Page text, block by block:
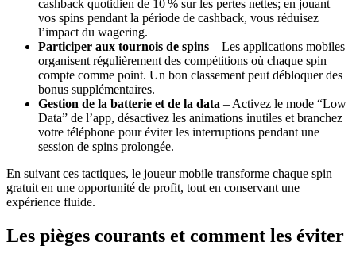
cashback quotidien de 10 % sur les pertes nettes; en jouant
vos spins pendant la période de cashback, vous réduisez
l’impact du wagering.
Participer aux tournois de spins – Les applications mobiles
organisent régulièrement des compétitions où chaque spin
compte comme point. Un bon classement peut débloquer des
bonus supplémentaires.
Gestion de la batterie et de la data – Activez le mode “Low
Data” de l’app, désactivez les animations inutiles et branchez
votre téléphone pour éviter les interruptions pendant une
session de spins prolongée.
En suivant ces tactiques, le joueur mobile transforme chaque spin
gratuit en une opportunité de profit, tout en conservant une
expérience fluide.
Les pièges courants et comment les éviter